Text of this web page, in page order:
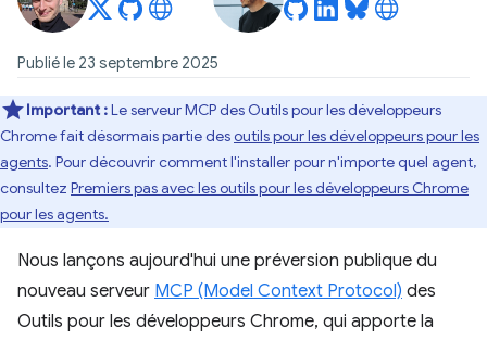
Publié le 23 septembre 2025
Important :Le serveur MCP des Outils pour les développeurs
Chrome fait désormais partie desoutils pour les développeurs pour les
agents. Pour découvrir comment l'installer pour n'importe quel agent,
consultez Premiers pas avec les outils pour les développeurs Chrome
pour les agents.
Nous lançons aujourd'hui une préversion publique du
nouveau serveur MCP (Model Context Protocol) des
Outils pour les développeurs Chrome, qui apporte la